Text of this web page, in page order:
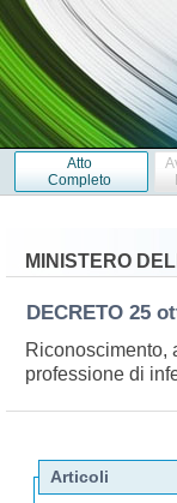
Atto
Completo
MINISTERO
DECRETO 25
Riconoscimento,
professione di